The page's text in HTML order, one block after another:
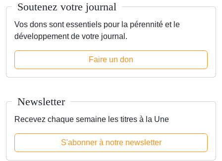
Soutenez votre journal
Vos dons sont essentiels pour la pérennité et le
développement de votre journal.
Faire un don
Newsletter
Recevez chaque semaine les titres à la Une
S'abonner à notre newsletter